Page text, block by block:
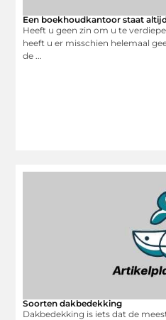
Een boekhoudkantoor staat
Heeft u geen zin om u te
heeft u er misschien helemaal
de ...
Soorten dakbedekking
Dakbedekking is iets dat de